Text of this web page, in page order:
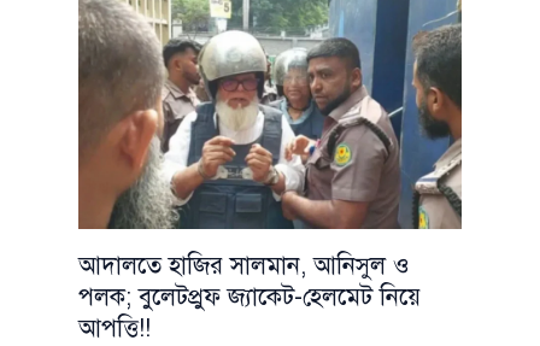
আদালতে হাজির সালমান, আনিসুল ও
পলক; বুলেটপ্রুফ জ্যাকেট-হেলমেট নিয়ে
আপত্তি!!